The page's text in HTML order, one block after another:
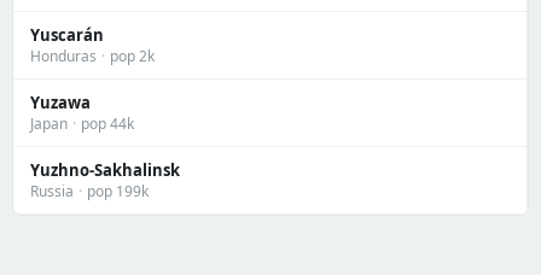
Yuscarán
Honduras · pop 2k
Yuzawa
Japan · pop 44k
Yuzhno-Sakhalinsk
Russia · pop 199k